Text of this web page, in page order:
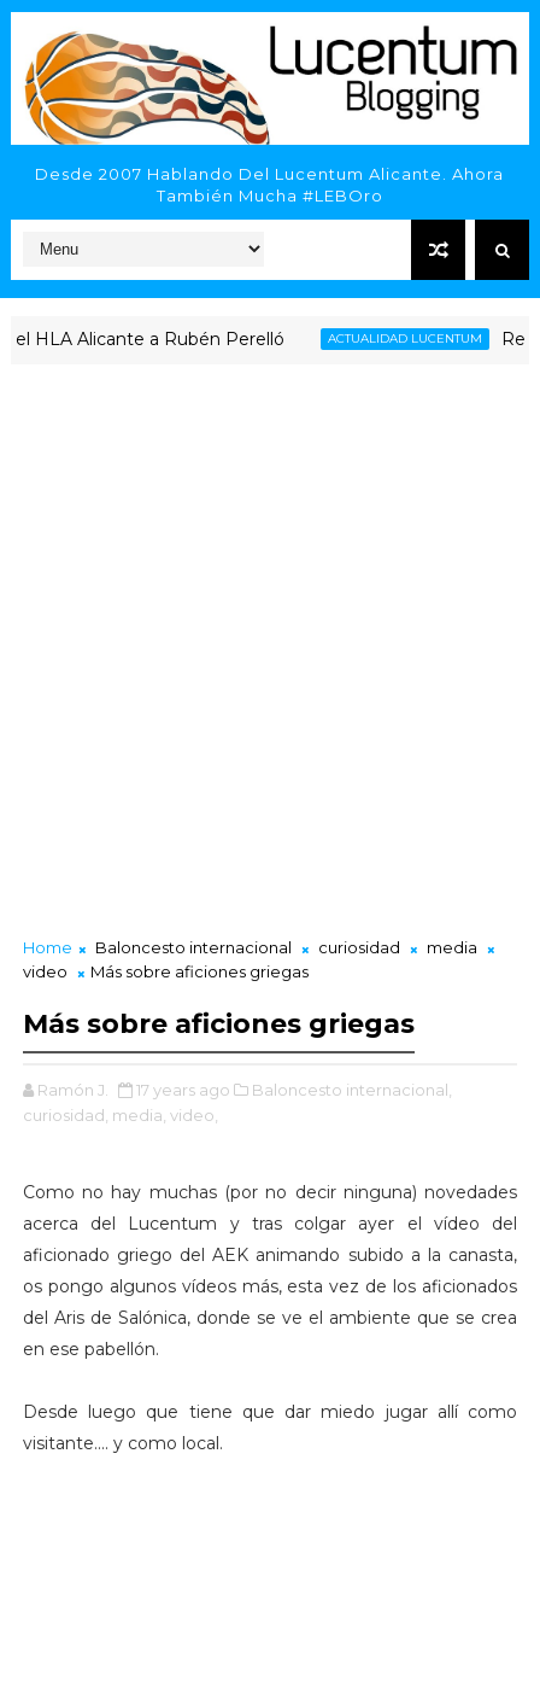
Desde 2007 Hablando Del Lucentum Alicante. Ahora
También Mucha #LEBOro
Alicante a Rubén Perelló ACTUALIDAD LUCENTUM Repaso
Home Baloncesto internacional curiosidad
media
video
Más sobre aficiones griegas
Más sobre aficiones griegas
Ramón J. 17 years ago
Baloncesto internacional,
curiosidad, media, video,
Como no hay muchas (por no decir ninguna) novedades
acerca del Lucentum y tras colgar ayer el vídeo del
aficionado griego del AEK animando subido a la canasta,
os pongo algunos vídeos más, esta vez de los aficionados
del Aris de Salónica, donde se ve el ambiente que se crea
en ese pabellón.
Desde luego que tiene que dar miedo jugar allí como
visitante.... y como local.